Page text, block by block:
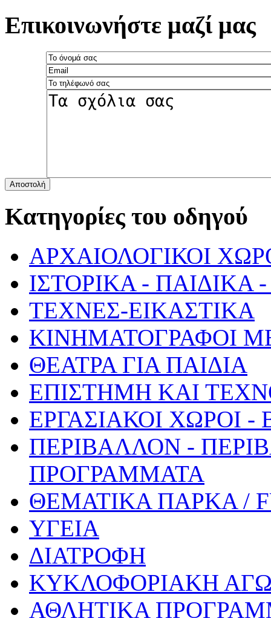
Επικοινωνήστε μαζί μας
Αποστολή
Κατηγορίες του οδηγού
ΑΡΧΑΙΟΛΟΓΙΚΟΙ
ΙΣΤΟΡΙΚΑ -
ΤΕΧΝΕΣ-ΕΙΚΑΣΤΙΚΑ
ΚΙΝΗΜΑΤΟΓΡΑΦΟΙ
ΘΕΑΤΡΑ ΓΙΑ ΠΑΙΔΙΑ
ΕΠΙΣΤΗΜΗ ΚΑΙ
ΕΡΓΑΣΙΑΚΟΙ ΧΩΡΟΙ
ΠΕΡΙΒΑΛΛΟΝ -
ΠΡΟΓΡΑΜΜΑΤΑ
ΘΕΜΑΤΙΚΑ ΠΑΡΚΑ /
ΥΓΕΙΑ
ΔΙΑΤΡΟΦΗ
ΚΥΚΛΟΦΟΡΙΑΚΗ
ΑΘΛΗΤΙΚΑ